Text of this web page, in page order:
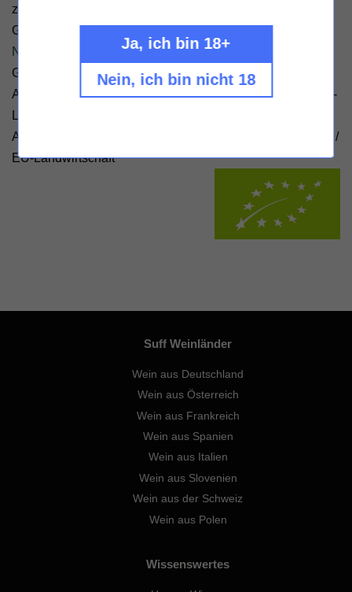
zitrischen Nuancen. Die restsüße Frucht vermählt sich am
Gaumen mit weicher Holunderblüte.
Nährwerte & Zutaten
Geschmack: trocken - Zertifizierung: - Füllmenge: 750ml -
Alkoholgehalt 12% Vol. - Hersteller: Weingut Forster, Burg-
Allergene: Sulfite /
/
EU-Landwirtschaft
Suff Weinländer
Wein aus Deutschland
Wein aus Österreich
Wein aus Frankreich
Wein aus Spanien
Wein aus Italien
Wein aus Slovenien
Wein aus der Schweiz
Wein aus Polen
Wissenswertes
Ja, ich bin 18+
Nein, ich bin nicht 18